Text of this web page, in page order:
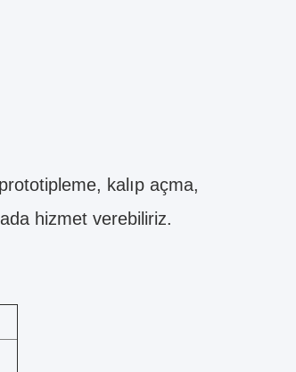
kalıp açma,
hizmet verebiliriz.